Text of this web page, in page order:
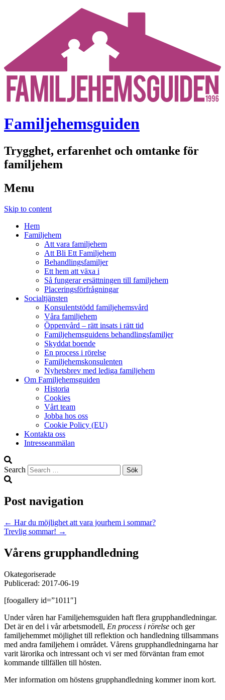
Familjehemsguiden
Trygghet, erfarenhet och omtanke för
familjehem
Menu
Skip to content
Hem
Familjehem
Att vara familjehem
Att Bli Ett Familjehem
Behandlingsfamiljer
Ett hem att växa i
Så fungerar ersättningen till familjehem
Placeringsförfrågningar
Socialtjänsten
Konsulentstödd familjehemsvård
Våra familjehem
Öppenvård – rätt insats i rätt tid
Familjehemsguidens behandlingsfamiljer
Skyddat boende
En process i rörelse
Familjehemskonsulenten
Nyhetsbrev med lediga familjehem
Om Familjehemsguiden
Historia
Cookies
Vårt team
Jobba hos oss
Cookie Policy (EU)
Kontakta oss
Intresseanmälan
Search
Post navigation
← Har du möjlighet att vara jourhem i sommar?
Trevlig sommar! →
Vårens grupphandledning
Okategoriserade
Publicerad: 2017-06-19
[foogallery id=”1011″]
Under våren har Familjehemsguiden haft flera grupphandledningar.
Det är en del i vår arbetsmodell, En process i rörelse och ger
familjehemmet möjlighet till reflektion och handledning tillsammans
med andra familjehem i området. Vårens grupphandledningarna har
varit lärorika och intressant och vi ser med förväntan fram emot
kommande tillfällen till hösten.
Mer information om höstens grupphandledning kommer inom kort.